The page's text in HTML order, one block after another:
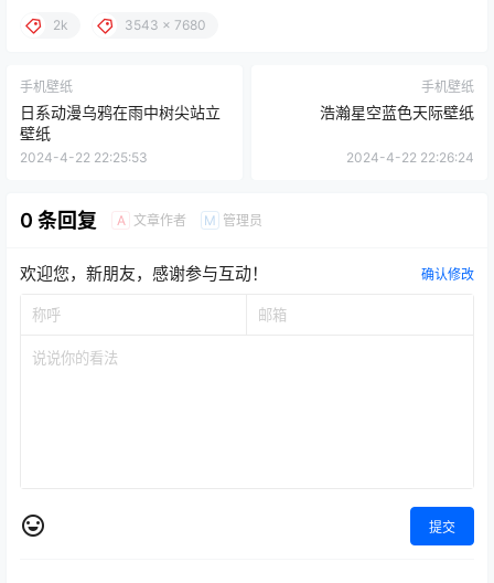
2k 3543 x 7680
手机壁纸
日系动漫乌鸦在雨中树尖站立
壁纸
2024-4-22 22:25:53
手机壁纸
浩瀚星空蓝色天际壁纸
2024-4-22 22:26:24
0 条回复 A 文章作者 M 管理员
欢迎您，新朋友，感谢参与互动！ 确认修改
提交